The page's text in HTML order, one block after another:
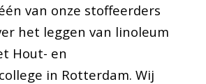
van onze stoffeerders
het leggen van linoleum
Hout- en
in Rotterdam. Wij